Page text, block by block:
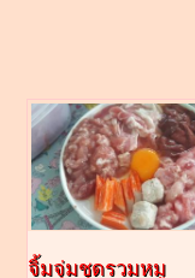
จิ้มจุ่มชุดรวมหมู